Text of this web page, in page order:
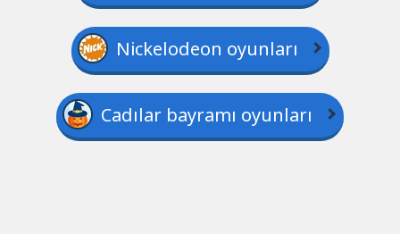
Nickelodeon oyunları
Cadılar bayramı oyunları